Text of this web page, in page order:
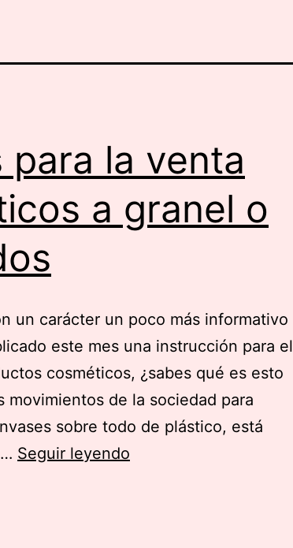
para la venta
a granel o
un carácter un poco más informativo
este mes una instrucción para el
cosméticos, ¿sabes qué es esto
movimientos de la sociedad para
sobre todo de plástico, está
Seguir leyendo